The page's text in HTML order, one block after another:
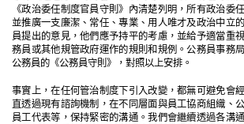
《政治委任制度官員守則》內清楚列明，所有政治委
並推廣一支廉潔、常任、專業、用人唯才及政治中立
員提出的意見，他們應予持平的考慮，並給予適當重
務員或其他規管政府運作的規則和規例。公務員事務
公務員的《公務員守則》，對照以上安排。
事實上，在任何管治制度下引入改變，都無可避免會
直透過現有諮詢機制，在不同層面與員工協商組織、
員工代表等，保持緊密的溝通。我們會繼續透過各溝